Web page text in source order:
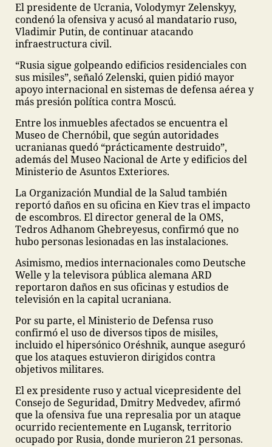
El presidente de Ucrania, Volodymyr Zelenskyy,
condenó la ofensiva y acusó al mandatario ruso,
Vladimir Putin, de continuar atacando
infraestructura civil.
“Rusia sigue golpeando edificios residenciales con
sus misiles”, señaló Zelenski, quien pidió mayor
apoyo internacional en sistemas de defensa aérea y
más presión política contra Moscú.
Entre los inmuebles afectados se encuentra el
Museo de Chernóbil, que según autoridades
ucranianas quedó “prácticamente destruido”,
además del Museo Nacional de Arte y edificios del
Ministerio de Asuntos Exteriores.
La Organización Mundial de la Salud también
reportó daños en su oficina en Kiev tras el impacto
de escombros. El director general de la OMS,
Tedros Adhanom Ghebreyesus, confirmó que no
hubo personas lesionadas en las instalaciones.
Asimismo, medios internacionales como Deutsche
Welle y la televisora pública alemana ARD
reportaron daños en sus oficinas y estudios de
televisión en la capital ucraniana.
Por su parte, el Ministerio de Defensa ruso
confirmó el uso de diversos tipos de misiles,
incluido el hipersónico Oréshnik, aunque aseguró
que los ataques estuvieron dirigidos contra
objetivos militares.
El ex presidente ruso y actual vicepresidente del
Consejo de Seguridad, Dmitry Medvedev, afirmó
que la ofensiva fue una represalia por un ataque
ocurrido recientemente en Lugansk, territorio
ocupado por Rusia, donde murieron 21 personas.